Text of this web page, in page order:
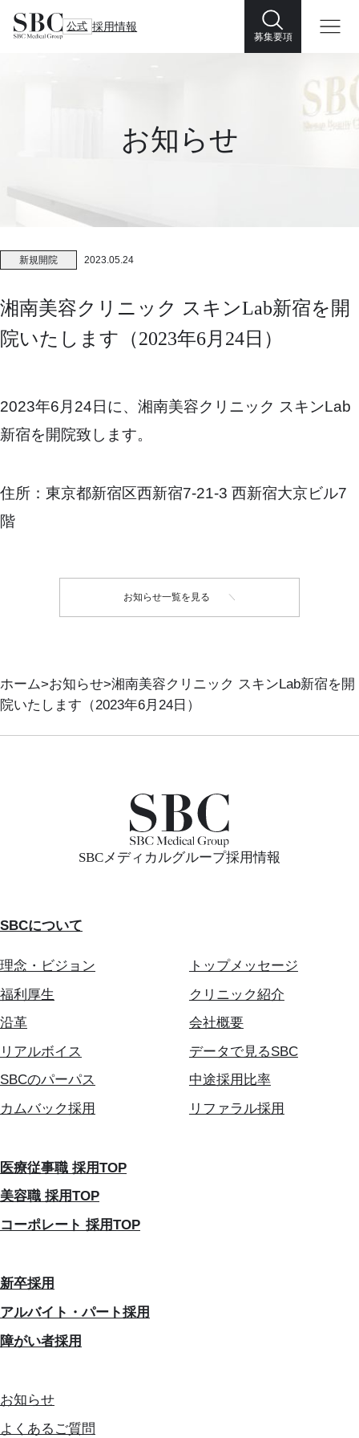
公式 採用情報
募集要項
お知らせ
新規開院 2023.05.24
湘南美容クリニック スキンLab新宿を開
院いたします（2023年6月24日）
2023年6月24日に、湘南美容クリニック スキンLab
新宿を開院致します。
住所：東京都新宿区西新宿7-21-3 西新宿大京ビル7
階
お知らせ一覧を見る
ホーム お知らせ 湘南美容クリニック スキンLab新宿を開
院いたします（2023年6月24日）
SBCメディカルグループ採用情報
SBCについて
理念・ビジョン
トップメッセージ
福利厚生
クリニック紹介
沿革
会社概要
リアルボイス
データで見るSBC
SBCのパーパス
中途採用比率
カムバック採用
リファラル採用
医療従事職 採用TOP
美容職 採用TOP
コーポレート 採用TOP
新卒採用
アルバイト・パート採用
障がい者採用
お知らせ
よくあるご質問